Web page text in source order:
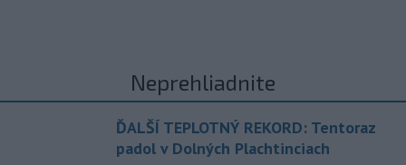
Neprehliadnite
ĎALŠÍ TEPLOTNÝ REKORD: Tentoraz
padol v Dolných Plachtinciach